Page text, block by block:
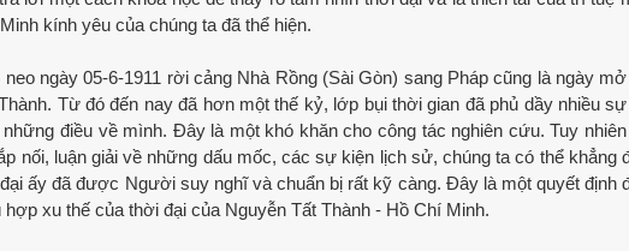
kính yêu của chúng ta đã thể hiện.
ngày 05-6-1911 rời cảng Nhà Rồng (Sài Gòn) sang Pháp cũng là ngày
Từ đó đến nay đã hơn một thế kỷ, lớp bụi thời gian đã phủ dầy nhiều
điều về mình. Đây là một khó khăn cho công tác nghiên cứu. Tuy
nối, luận giải về những dấu mốc, các sự kiện lịch sử, chúng ta có thể khẳng
ấy đã được Người suy nghĩ và chuẩn bị rất kỹ càng. Đây là một quyết định
xu thế của thời đại của Nguyễn Tất Thành - Hồ Chí Minh.